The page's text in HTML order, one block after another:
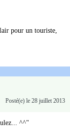
pour un touriste,
Posté(e) le 28 juillet 2013
^^"